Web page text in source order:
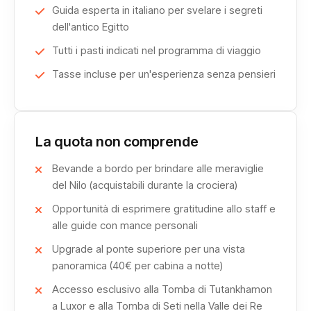
Lungo il percorso, la tuacrociera Assuan Luxorfarà
tappa in luoghi di straordinaria bellezza e importanza
storica.
sua dedica a due divinità: Sobek, il dio coccodrillo, e
La sua posizione panoramica sulle rive del Nilo lo rende
particolarmente suggestivo al tramonto, offrendo
l'opportunità di scattare fotografie indimenticabili.
Proseguendo il viaggio, raggiungerai il maestoso
Tempio
, uno dei meglio conservati dell'antico Egitto.
fiato con le sue imponenti mura, i cortili spaziosi e i
Guida esperta in italiano per svelare i segreti
dell'antico Egitto
Tutti i pasti indicati nel programma di viaggio
Tasse incluse per un'esperienza senza pensieri
La quota non comprende
Bevande a bordo per brindare alle meraviglie
del Nilo (acquistabili durante la crociera)
Opportunità di esprimere gratitudine allo staff e
alle guide con mance personali
Upgrade al ponte superiore per una vista
panoramica (40€ per cabina a notte)
Accesso esclusivo alla Tomba di Tutankhamon
a Luxor e alla Tomba di Seti nella Valle dei Re